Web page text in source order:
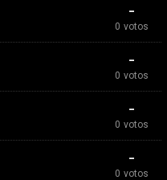
-
0 votos
-
0 votos
-
0 votos
-
0 votos